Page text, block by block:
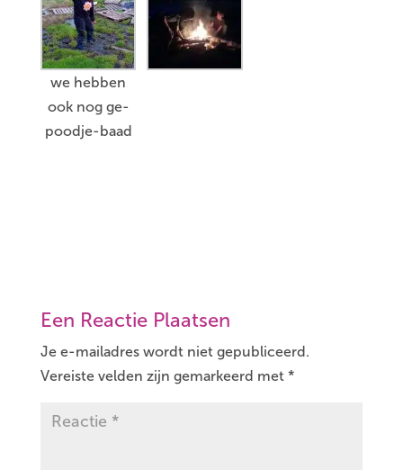
we hebben
ook nog ge-
poodje-baad
Een Reactie Plaatsen
Je e-mailadres wordt niet gepubliceerd.
Vereiste velden zijn gemarkeerd met *